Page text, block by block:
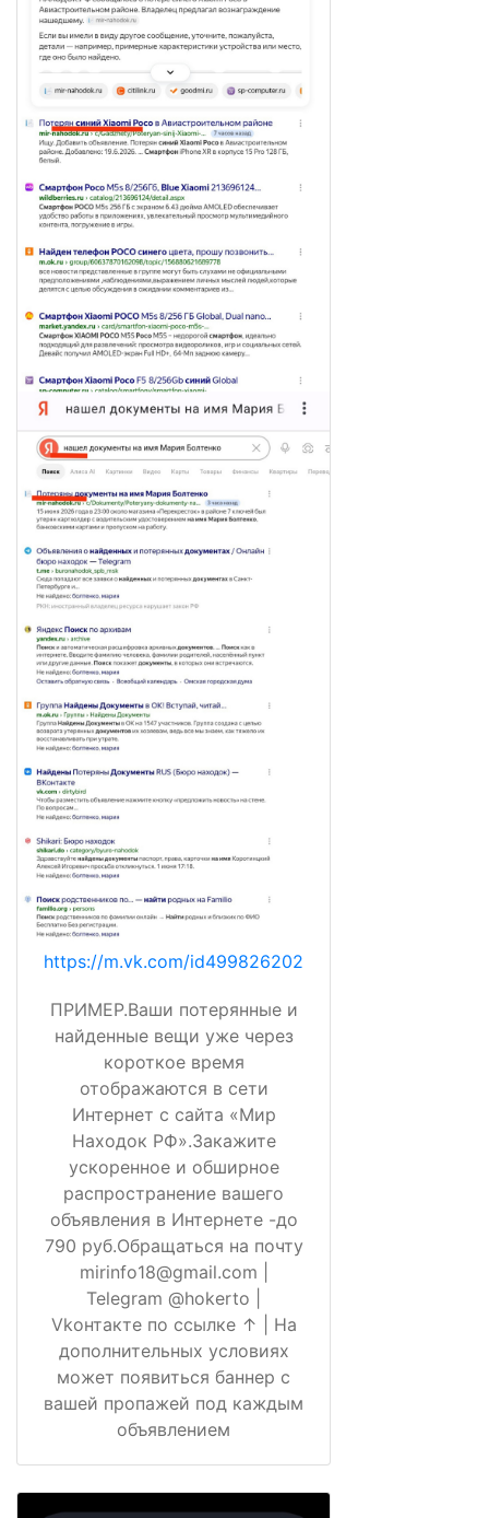
https://m.vk.com/id499826202
ПРИМЕР.Ваши потерянные и
найденные вещи уже через
короткое время
отображаются в сети
Интернет с сайта «Мир
Находок РФ».Закажите
ускоренное и обширное
распространение вашего
объявления в Интернете -до
790 руб.Обращаться на почту
mirinfo18@gmail.com |
Telegram @hokerto |
Vkонтакте по ссылке ↑ | На
дополнительных условиях
может появиться баннер с
вашей пропажей под каждым
объявлением